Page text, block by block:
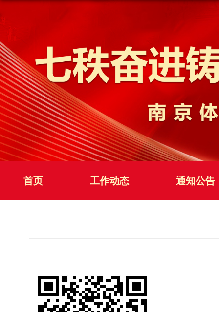
首页 工作动态 通知公告